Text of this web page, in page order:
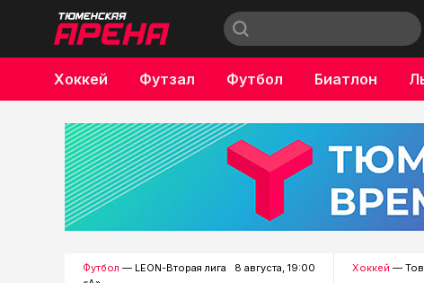
Хоккей Футзал Футбол Биатлон
Бокс
Футбол — LEON-Вторая лига
8 августа, 19:00 Хоккей —